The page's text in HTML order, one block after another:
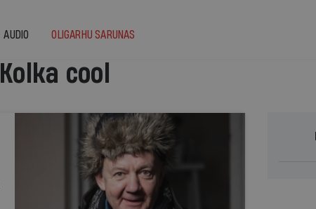
AUDIO OLIGARHU SARUNAS
Kolka cool